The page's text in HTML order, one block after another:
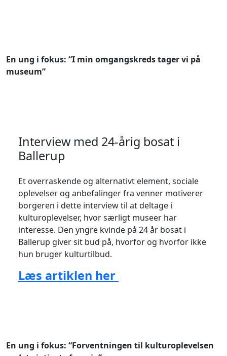
En ung i fokus: “I min omgangskreds tager vi på
museum”
Interview med 24-årig bosat i
Ballerup
Et overraskende og alternativt element, sociale
oplevelser og anbefalinger fra venner motiverer
borgeren i dette interview til at deltage i
kulturoplevelser, hvor særligt museer har
interesse. Den yngre kvinde på 24 år bosat i
Ballerup giver sit bud på, hvorfor og hvorfor ikke
hun bruger kulturtilbud.
Læs artiklen her
En ung i fokus: “Forventningen til kulturoplevelsen